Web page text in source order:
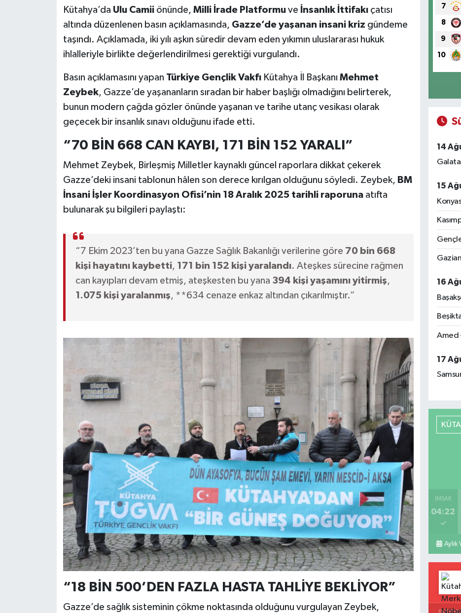
Kütahya’da Ulu Camiiönünde, Milli İrade Platformuve İnsanlık İttifakıçatısı
altında düzenlenen basın açıklamasında, Gazze’de yaşanan insani kriz gündeme
taşındı. Açıklamada, iki yılı aşkın süredir devam eden yıkımın uluslararası hukuk
ihlalleriyle birlikte değerlendirilmesi gerektiği vurgulandı.
Basın açıklamasını yapan Türkiye Gençlik VakfıKütahya İl Başkanı Mehmet
Zeybek, Gazze’de yaşananların sıradan bir haber başlığı olmadığını belirterek,
bunun modern çağda gözler önünde yaşanan ve tarihe utanç vesikası olarak
geçecek bir insanlık sınavı olduğunu ifade etti.
“70 BİN 668 CAN KAYBI, 171 BİN 152 YARALI”
Mehmet Zeybek, Birleşmiş Milletler kaynaklı güncel raporlara dikkat çekerek
Gazze’deki insani tablonun hâlen son derece kırılgan olduğunu söyledi. Zeybek, BM
İnsani İşler Koordinasyon Ofisi’nin 18 Aralık 2025 tarihli raporunaatıfta
bulunarak şu bilgileri paylaştı:
“7 Ekim 2023’ten bu yana Gazze Sağlık Bakanlığı verilerine göre 70 bin 668
kişi hayatını kaybetti, 171 bin 152 kişi yaralandı. Ateşkes sürecine rağmen
can kayıpları devam etmiş, ateşkesten bu yana 394 kişi yaşamını yitirmiş,
1.075 kişi yaralanmış, **634 cenaze enkaz altından çıkarılmıştır.”
“18 BİN 500’DEN FAZLA HASTA TAHLİYE BEKLİYOR”
Gazze’de sağlık sisteminin çökme noktasında olduğunu vurgulayan Zeybek,
7
8
9
10
14
15
16
Amed
17
İMSAK
04:22
Aylık
Teknoloji
Vefat Haberleri